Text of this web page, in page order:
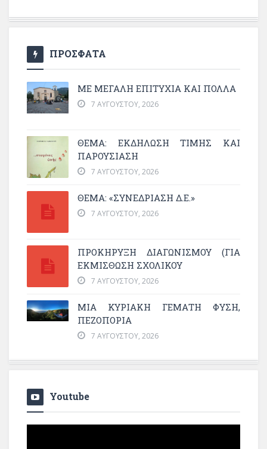
ΠΡΟΣΦΑΤΑ
ΜΕ ΜΕΓΆΛΗ ΕΠΙΤΥΧΊΑ ΚΑΙ ΠΟΛΛΆ
7 ΑΥΓΟΎΣΤΟΥ, 2026
ΘΈΜΑ: ΕΚΔΉΛΩΣΗ ΤΙΜΉΣ ΚΑΙ
ΠΑΡΟΥΣΊΑΣΗ
7 ΑΥΓΟΎΣΤΟΥ, 2026
ΘΕΜΑ: «ΣΥΝΕΔΡΊΑΣΗ Δ.Ε.»
7 ΑΥΓΟΎΣΤΟΥ, 2026
ΠΡΟΚΗΡΥΞΗ ΔΙΑΓΩΝΙΣΜΟΥ (ΓΙΑ
ΕΚΜΊΣΘΩΣΗ ΣΧΟΛΙΚΟΎ
7 ΑΥΓΟΎΣΤΟΥ, 2026
ΜΙΑ ΚΥΡΙΑΚΉ ΓΕΜΆΤΗ ΦΎΣΗ,
ΠΕΖΟΠΟΡΊΑ
7 ΑΥΓΟΎΣΤΟΥ, 2026
Youtube